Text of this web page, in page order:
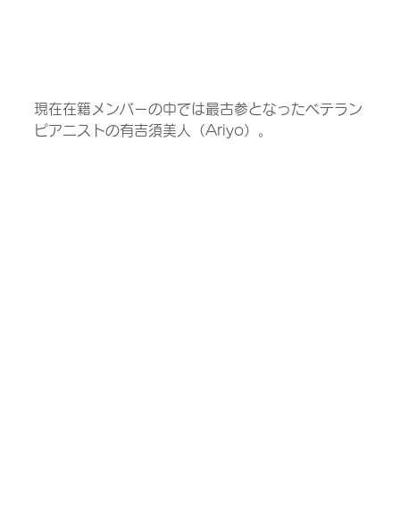
現在在籍メンバーの中では最古参となったベテラン
ピアニストの有吉須美人（Ariyo）。